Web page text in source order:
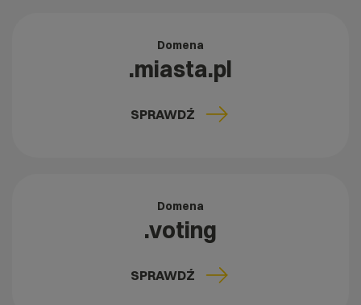
Domena
.miasta.pl
SPRAWDŹ
Domena
.voting
SPRAWDŹ